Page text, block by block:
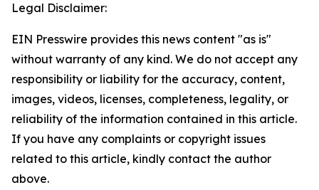
Legal Disclaimer:
EIN Presswire provides this news content "as is"
without warranty of any kind. We do not accept any
responsibility or liability for the accuracy, content,
images, videos, licenses, completeness, legality, or
reliability of the information contained in this article.
If you have any complaints or copyright issues
related to this article, kindly contact the author
above.